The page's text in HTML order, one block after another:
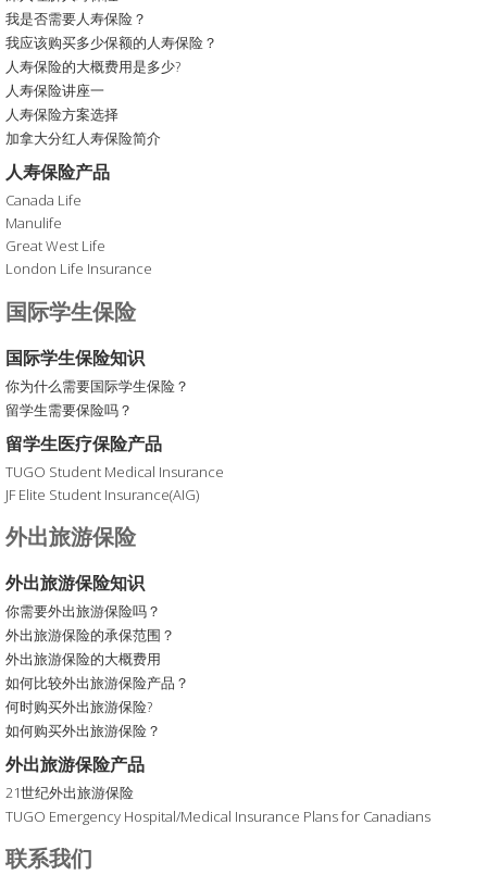
我是否需要人寿保险？
我应该购买多少保额的人寿保险？
人寿保险的大概费用是多少?
人寿保险讲座一
人寿保险方案选择
加拿大分红人寿保险简介
人寿保险产品
Canada Life
Manulife
Great West Life
London Life Insurance
国际学生保险
国际学生保险知识
你为什么需要国际学生保险？
留学生需要保险吗？
留学生医疗保险产品
TUGO Student Medical Insurance
JF Elite Student Insurance(AIG)
外出旅游保险
外出旅游保险知识
你需要外出旅游保险吗？
外出旅游保险的承保范围？
外出旅游保险的大概费用
如何比较外出旅游保险产品？
何时购买外出旅游保险?
如何购买外出旅游保险？
外出旅游保险产品
21世纪外出旅游保险
TUGO Emergency Hospital/Medical Insurance Plans for Canadians
联系我们